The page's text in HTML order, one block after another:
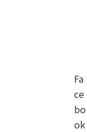
Fa
ce
bo
ok